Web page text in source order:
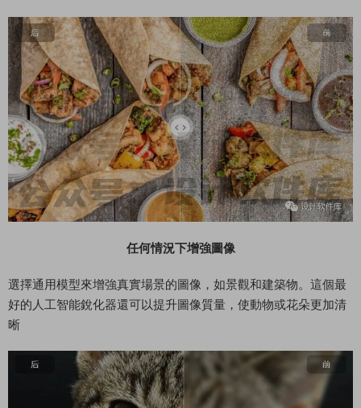
任何情況下增強圖像
選擇通用模型來增強真實場景的圖像，如景觀和建築物。這個最
好的人工智能銳化器還可以提升圖像質量，使動物或花朵更加清
晰